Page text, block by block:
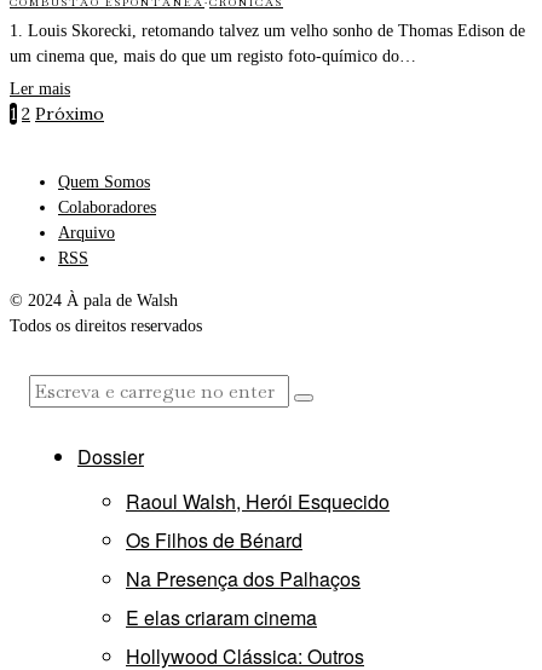
COMBUSTÃO ESPONTÂNEA·CRÓNICAS
1. Louis Skorecki, retomando talvez um velho sonho de Thomas Edison de
um cinema que, mais do que um registo foto-químico do…
Ler mais
1 2 Próximo
Quem Somos
Colaboradores
Arquivo
RSS
© 2024 À pala de Walsh
Todos os direitos reservados
Dossier
Raoul Walsh, Herói Esquecido
Os Filhos de Bénard
Na Presença dos Palhaços
E elas criaram cinema
Hollywood Clássica: Outros